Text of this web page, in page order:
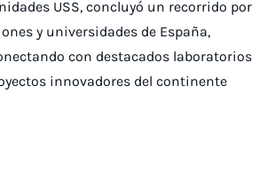
USS, concluyó un recorrido por
y universidades de España,
con destacados laboratorios
innovadores del continente